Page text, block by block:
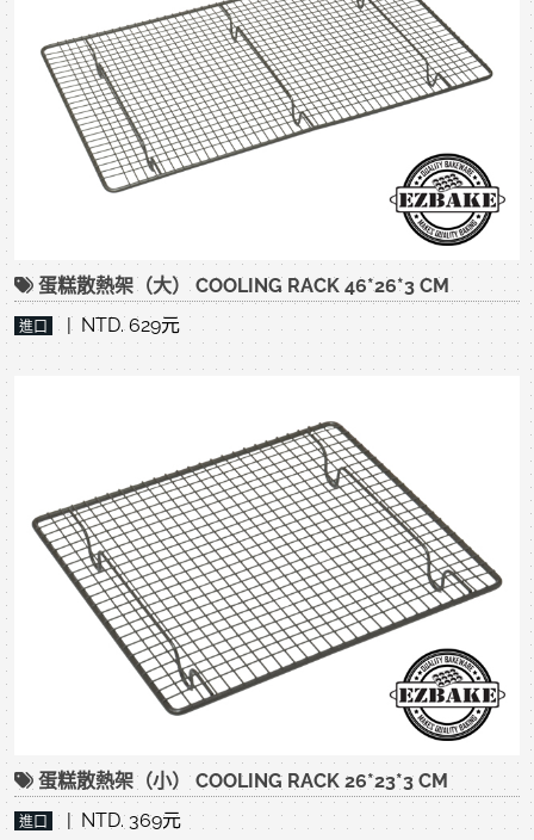
蛋糕散熱架（大） COOLING RACK 46*26*3 CM
進口 | NTD. 629元
蛋糕散熱架（小） COOLING RACK 26*23*3 CM
進口 | NTD. 369元